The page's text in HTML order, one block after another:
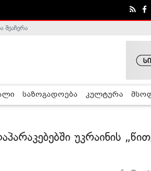
კომისია
საზოგადოება კულტურა
უკრაინის